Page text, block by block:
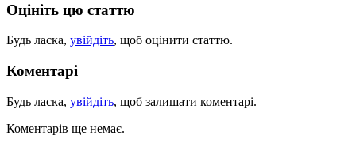
Оцініть цю статтю
Будь ласка, увійдіть, щоб оцінити статтю.
Коментарі
Будь ласка, увійдіть, щоб залишати коментарі.
Коментарів ще немає.